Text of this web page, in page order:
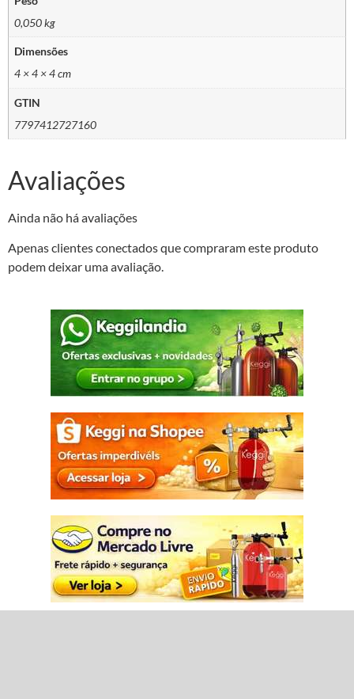
0,050 kg
Dimensões
4 × 4 × 4 cm
GTIN
7797412727160
Avaliações
Ainda não há avaliações
Apenas clientes conectados que compraram este produto
podem deixar uma avaliação.